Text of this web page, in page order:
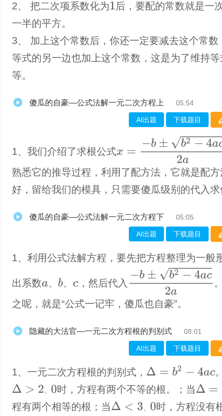
2、 把二次项系数化为 1
后，要配的常数就是一
一半的平方。
3、 加上这个常数后，你还一定要减去这个常数
等式的另一边也加上这个常数，这是为了维持
等。
傻瓜的自豪—公式法解一元二次方程上 05:54
AI出题 下载题目
1、我们介绍了求根公式
a a
熟悉它的推导过程，利用了配方法，它就是配
好，留给我们的模具，只需要傻瓜级别的代入
傻瓜的自豪—公式法解一元二次方程下 05:05
AI出题 下载题目
1、利用公式法解方程，要先把方程整理为一般
出系数a 、 b 、 c ，然后代入
b −4 2a
之呢，就是“公式一记牢，傻瓜也自豪”。
隐藏的大法官—一元二次方程根的判别式 08:01
AI出题 下载题目
1、一元二次方程根的判别式， Δ= ac
、
Δ> 、0 时，方程有两个不等的根。；当 Δ=
程有两个相等的根；当 、
Δ< 、0 时，方程没有